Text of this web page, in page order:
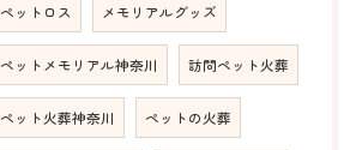
ペットロス メモリアルグッズ
ペットメモリアル神奈川 訪問ペット火葬
ペット火葬神奈川 ペットの火葬